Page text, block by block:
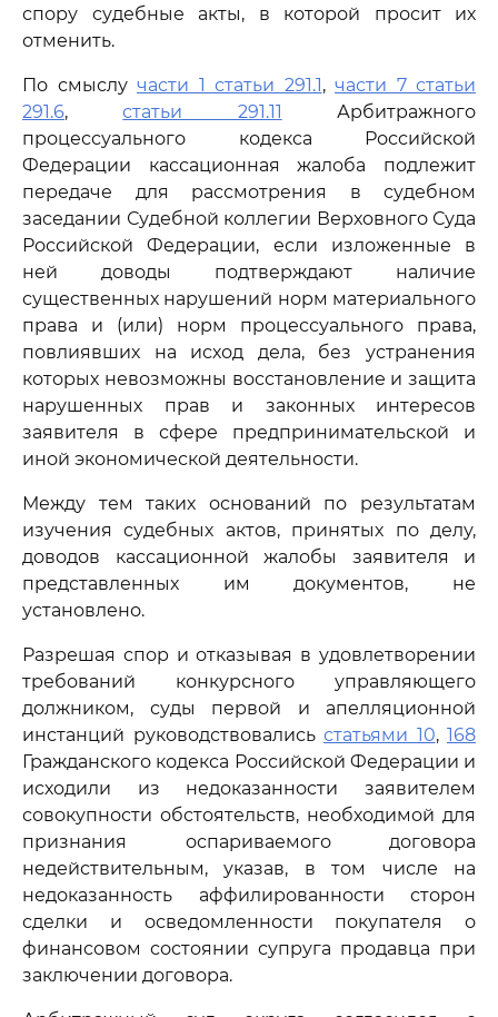
спору судебные акты, в которой просит их
отменить.
По смыслу части 1 статьи 291.1, части 7 статьи
291.6,статьи 291.11 Арбитражного
процессуального кодекса Российской
Федерации кассационная жалоба подлежит
передаче для рассмотрения в судебном
заседании Судебной коллегии Верховного Суда
Российской Федерации, если изложенные в
ней доводы подтверждают наличие
существенных нарушений норм материального
права и (или) норм процессуального права,
повлиявших на исход дела, без устранения
которых невозможны восстановление и защита
нарушенных прав и законных интересов
заявителя в сфере предпринимательской и
иной экономической деятельности.
Между тем таких оснований по результатам
изучения судебных актов, принятых по делу,
доводов кассационной жалобы заявителя и
представленных им документов, не
установлено.
Разрешая спор и отказывая в удовлетворении
требований конкурсного управляющего
должником, суды первой и апелляционной
инстанций руководствовались статьями 10, 168
Гражданского кодекса Российской Федерации и
исходили из недоказанности заявителем
совокупности обстоятельств, необходимой для
признания оспариваемого договора
недействительным, указав, в том числе на
недоказанность аффилированности сторон
сделки и осведомленности покупателя о
финансовом состоянии супруга продавца при
заключении договора.